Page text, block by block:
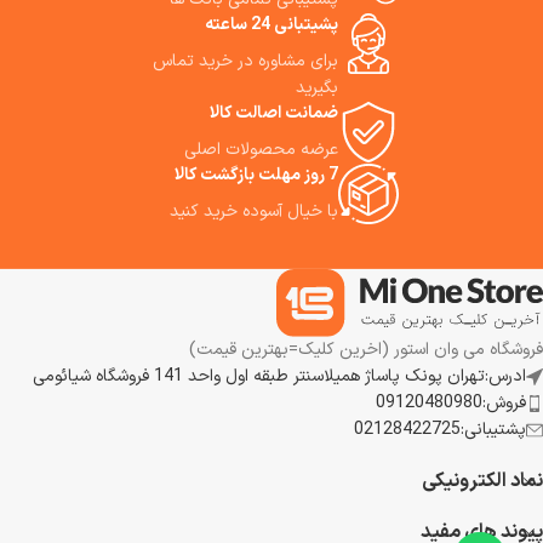
حالت اول دنده دستی
حالت سوم پالسی موتور
بلکه ابزاری برای ساده‌تر کردن
ما استفاده از این دستگیره هوشمند
پشیتبانی 24 ساعته
برای مشاوره در خرید تماس
بگیرید
ضمانت اصالت کالا
عرضه محصولات اصلی
7 روز مهلت بازگشت کالا
با خیال آسوده خرید کنید
فروشگاه می وان استور (اخرین کلیک=بهترین قیمت)
ادرس:تهران پونک پاساژ همیلاسنتر طبقه اول واحد 141 فروشگاه شیائومی
فروش:09120480980
پشتیبانی:02128422725
نماد الکترونیکی
پیوند های مفید